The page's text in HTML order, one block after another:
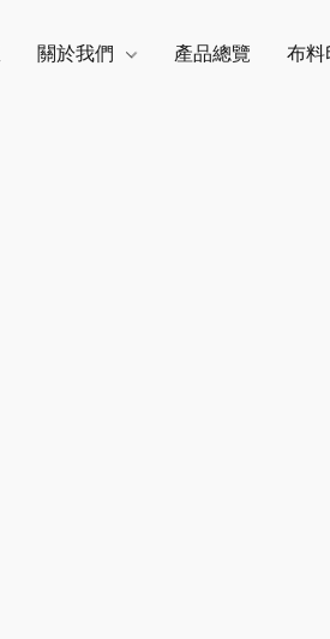
關於我們 產品總覽 布